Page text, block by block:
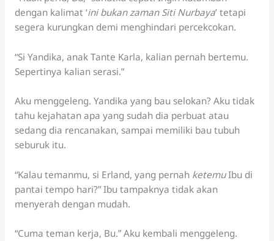
dengan kalimat ‘ini bukan zaman Siti Nurbaya’ tetapi
segera kurungkan demi menghindari percekcokan.
“Si Yandika, anak Tante Karla, kalian pernah bertemu.
Sepertinya kalian serasi.”
Aku menggeleng. Yandika yang bau selokan? Aku tidak
tahu kejahatan apa yang sudah dia perbuat atau
sedang dia rencanakan, sampai memiliki bau tubuh
seburuk itu.
“Kalau temanmu, si Erland, yang pernah ketemuIbu di
pantai tempo hari?” Ibu tampaknya tidak akan
menyerah dengan mudah.
“Cuma teman kerja, Bu.” Aku kembali menggeleng.